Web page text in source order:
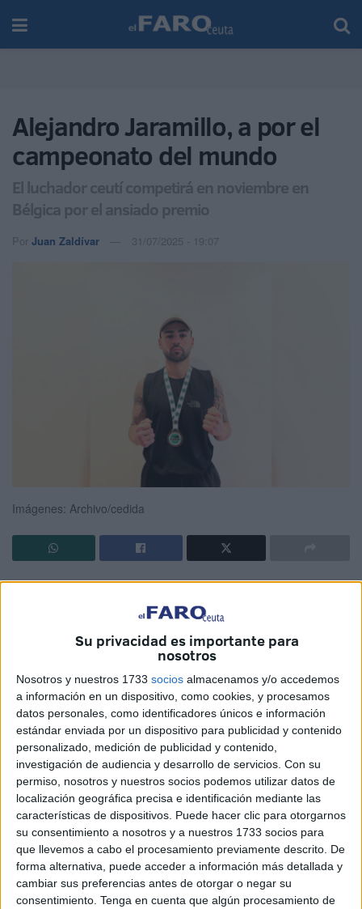
Su privacidad es importante para
nosotros
Nosotros y nuestros 1733 socios almacenamos y/o accedemos
a información en un dispositivo, como cookies, y procesamos
datos personales, como identificadores únicos e información
estándar enviada por un dispositivo para publicidad y contenido
personalizado, medición de publicidad y contenido,
investigación de audiencia y desarrollo de servicios. Con su
permiso, nosotros y nuestros socios podemos utilizar datos de
localización geográfica precisa e identificación mediante las
características de dispositivos. Puede hacer clic para otorgarnos
su consentimiento a nosotros y a nuestros 1733 socios para
que llevemos a cabo el procesamiento previamente descrito. De
forma alternativa, puede acceder a información más detallada y
cambiar sus preferencias antes de otorgar o negar su
consentimiento. Tenga en cuenta que algún procesamiento de
Alejandro Jaramillo, a por el
campeonato del mundo
El luchador ceutí competirá en noviembre en
Bélgica por el ansiado premio
Por Juan Zaldívar 31/07/2025 - 19:07
Imágenes: Archivo/cedida
El luchador de Ceuta,Alejandro JaramillodeVikingos
, disputará el campeonato del mundo
de menos de 75 kg el próximo 8 de noviembre en la ciudad
de
Bilzen
(Bélgica) .
El luchador caballa está haciendo poniéndose desde ya
apunto para la cita con una preparación intensa en su club
de Kickboxing en la Ciudad Autónoma con la intención de
llegar a ser al primer campeón del mundo Profesional de
K1 de la historia de Ceuta.
“Todo nuestro apoyo y ánimos para este gran atleta, y todo
el orgullo de nuestro país por tener esta gran oportunidad,
para nuestro querido Alejandro”, destacan desde la
Federación de Kickboxing y Muaythai de Ceuta.